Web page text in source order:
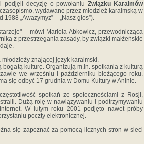
podjęli decyzję o powołaniuZwiązku Karaimów
wydawane przez młodzież karaimską w
1988 „Awazymyz” – „Nasz głos”).
– mówi Mariola Abkowicz, przewodnicząca
z przestrzegania zasady, by związki małżeńskie
znającej język karaimski.
bogatą kulturę. Organizują m.in. spotkania z kulturą
we wrześniu i październiku bieżącego roku.
się odbyć 17 grudnia w Domu Kultury w Aninie.
spotkań ze społecznościami z Rosji,
Dużą rolę w nawiązywaniu i podtrzymywaniu
W lutym roku 2001 podjęto nawet próby
poczty elektronicznej.
się zapoznać za pomocą licznych stron w sieci